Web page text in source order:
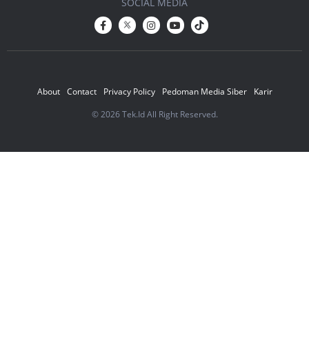
About Contact Privacy Policy Pedoman Media Siber
Karir
© 2026 Tek.Id All Right Reserved.